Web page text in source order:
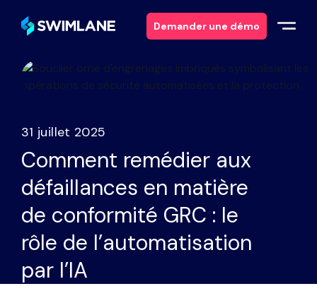
Demander une démo
Pourquoi Swimlane ?
Solutions
Produits
Services
Ressources
À propos
31 juillet 2025
Comment remédier aux
défaillances en matière
de conformité GRC : le
rôle de l’automatisation
par l’IA